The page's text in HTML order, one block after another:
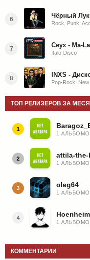
6 Чёрный
Rock, Punk,
7 Ceyx - Ma-
Italo-Disco
8 INXS -
Pop-Rock,
ТОП РЕЛИЗЕРОВ ЗА
1
1
2 attila-the-
1
3 oleg64
1
4
1
КОММЕНТАРИИ